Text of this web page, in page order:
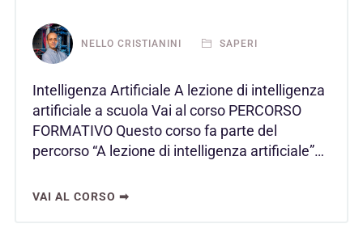
NELLO CRISTIANINI SAPERI
Intelligenza Artificiale A lezione di intelligenza
artificiale a scuola Vai al corso PERCORSO
FORMATIVO Questo corso fa parte del
percorso “A lezione di intelligenza artificiale”…
VAI AL CORSO ➡